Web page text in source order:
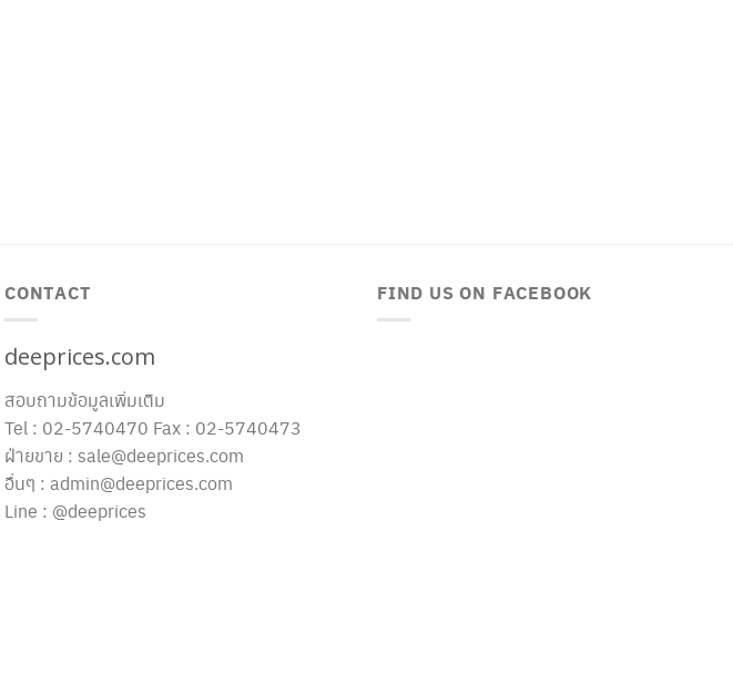
CONTACT
deeprices.com
สอบถามข้อมูลเพิ่มเติม
Tel : 02-5740470 Fax : 02-5740473
ฝ่ายขาย : sale@deeprices.com
อื่นๆ : admin@deeprices.com
Line : @deeprices
FIND US ON FACEBOOK